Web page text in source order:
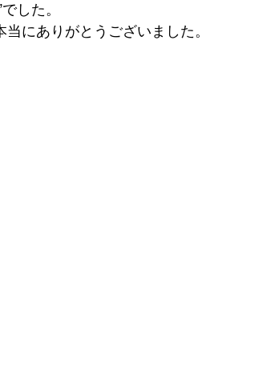
した。
にありがとうございました。